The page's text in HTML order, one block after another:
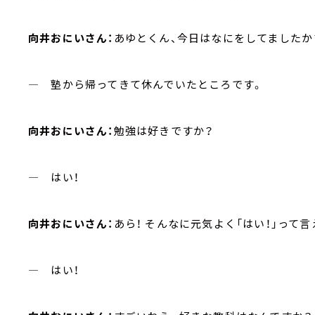
向井おにいさん： あゆとくん、今日はなにをしてましたか
― 塾から帰ってきて休んでいたところです。
向井おにいさん：勉強は好きですか？
― はい！
向井おにいさん： あら！ そんなに元気よく「はい！」って
― はい！